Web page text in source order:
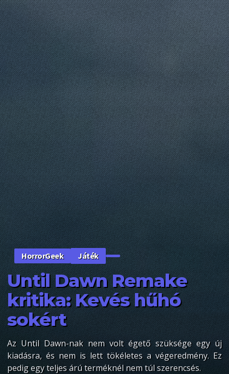
HorrorGeek Játék
Until Dawn Remake
kritika: Kevés hűhó
sokért
Az Until Dawn-nak nem volt égető szüksége egy új
kiadásra, és nem is lett tökéletes a végeredmény. Ez
pedig egy teljes árú terméknél nem túl szerencsés.